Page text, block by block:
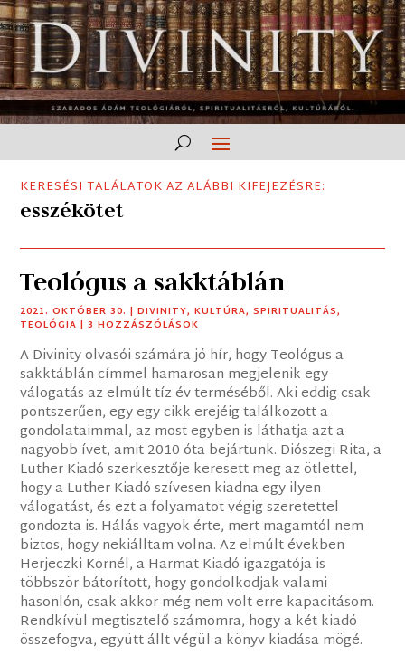
KERESÉSI TALÁLATOK AZ ALÁBBI KIFEJEZÉSRE:
esszékötet
Teológus a sakktáblán
2021. OKTÓBER 30. |DIVINITY,KULTÚRA,SPIRITUALITÁS,
TEOLÓGIA | 3 HOZZÁSZÓLÁSOK
A Divinity olvasói számára jó hír, hogy Teológus a
sakktáblán címmel hamarosan megjelenik egy
válogatás az elmúlt tíz év terméséből. Aki eddig csak
pontszerűen, egy-egy cikk erejéig találkozott a
gondolataimmal, az most egyben is láthatja azt a
nagyobb ívet, amit 2010 óta bejártunk. Diószegi Rita, a
Luther Kiadó szerkesztője keresett meg az ötlettel,
hogy a Luther Kiadó szívesen kiadna egy ilyen
válogatást, és ezt a folyamatot végig szeretettel
gondozta is. Hálás vagyok érte, mert magamtól nem
biztos, hogy nekiálltam volna. Az elmúlt években
Herjeczki Kornél, a Harmat Kiadó igazgatója is
többször bátorított, hogy gondolkodjak valami
hasonlón, csak akkor még nem volt erre kapacitásom.
Rendkívül megtisztelő számomra, hogy a két kiadó
összefogva, együtt állt végül a könyv kiadása mögé.